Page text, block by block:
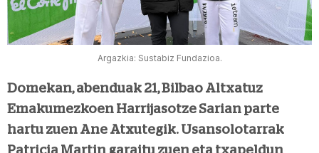
Argazkia: Sustabiz Fundazioa.
Domekan, abenduak 21, Bilbao Altxatuz
Emakumezkoen Harrijasotze Sarian parte
hartu zuen Ane Atxutegik. Usansolotarrak
Patricia Martin garaitu zuen eta txapeldun